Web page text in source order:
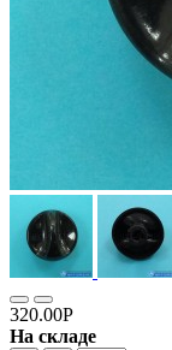
320.00Р
На складе